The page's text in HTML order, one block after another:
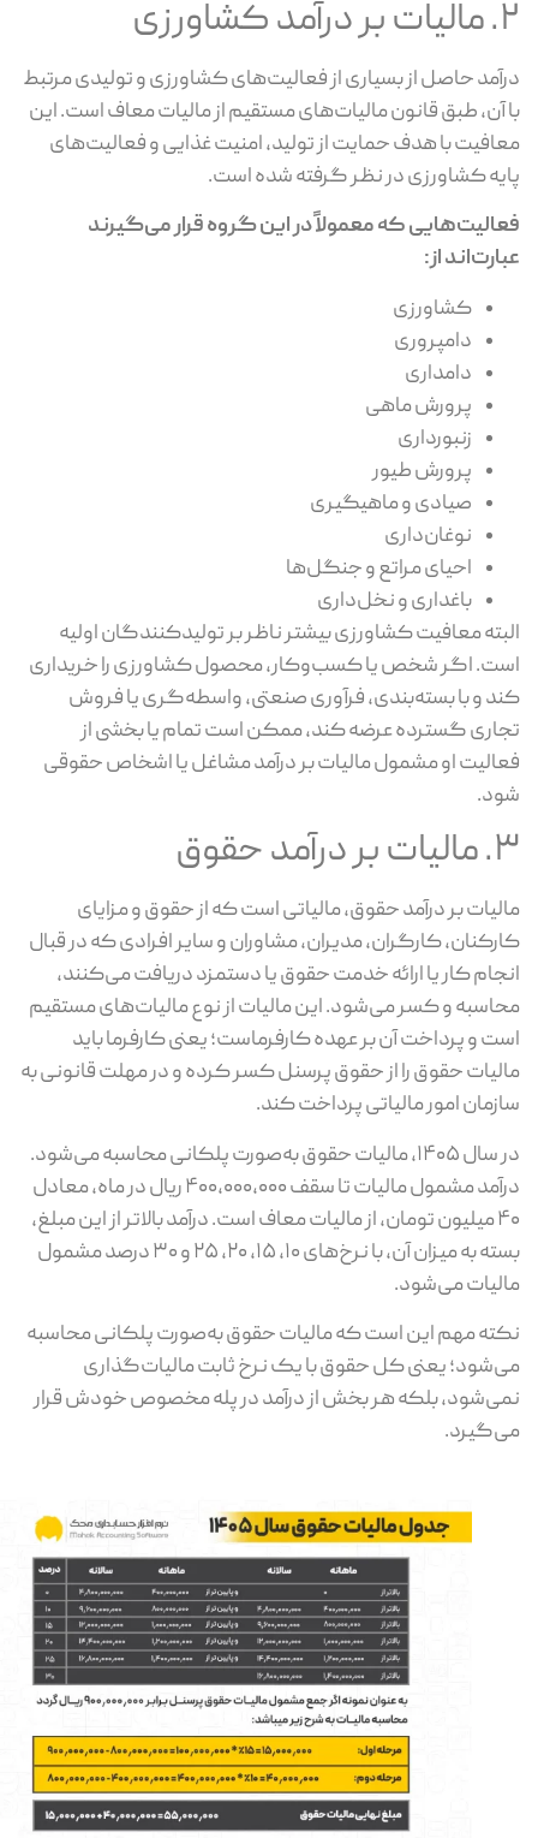
حاصل از بسیاری از فعالیت‌های کشاورزی و تولیدی مرتبط
آن، طبق قانون مالیات‌های مستقیم از مالیات معاف است. این
با هدف حمایت از تولید، امنیت غذایی و فعالیت‌های
کشاورزی در نظر گرفته شده است.
که معمولاً در این گروه قرار می‌گیرند
از:
کشاورزی
دامپروری
دامداری
پرورش ماهی
زنبورداری
پرورش طیور
صیادی و ماهیگیری
نوغان‌داری
احیای مراتع و جنگل‌ها
باغداری و نخل‌داری
معافیت کشاورزی بیشتر ناظر بر تولیدکنندگان اولیه
اگر شخص یا کسب‌وکار، محصول کشاورزی را خریداری
و با بسته‌بندی، فرآوری صنعتی، واسطه‌گری یا فروش
گسترده عرضه کند، ممکن است تمام یا بخشی از
او مشمول مالیات بر درآمد مشاغل یا اشخاص حقوقی
بر درآمد حقوق، مالیاتی است که از حقوق و مزایای
کارگران، مدیران، مشاوران و سایر افرادی که در قبال
کار یا ارائه خدمت حقوق یا دستمزد دریافت می‌کنند،
و کسر می‌شود. این مالیات از نوع مالیات‌های مستقیم
و پرداخت آن بر عهده کارفرماست؛ یعنی کارفرما باید
حقوق را از حقوق پرسنل کسر کرده و در مهلت قانونی به
امور مالیاتی پرداخت کند.
در سال ۱۴۰۵، مالیات حقوق به‌صورت پلکانی محاسبه می‌شود.
درآمد مشمول مالیات تا سقف ۴۰۰,۰۰۰,۰۰۰ ریال در ماه، معادل
۴۰ میلیون تومان، از مالیات معاف است. درآمد بالاتر از این مبلغ،
بسته به میزان آن، با نرخ‌های ۱۰، ۱۵، ۲۰، ۲۵ و ۳۰ درصد مشمول
می‌شود.
مهم این است که مالیات حقوق به‌صورت پلکانی محاسبه
یعنی کل حقوق با یک نرخ ثابت مالیات‌گذاری
بلکه هر بخش از درآمد در پله مخصوص خودش قرار